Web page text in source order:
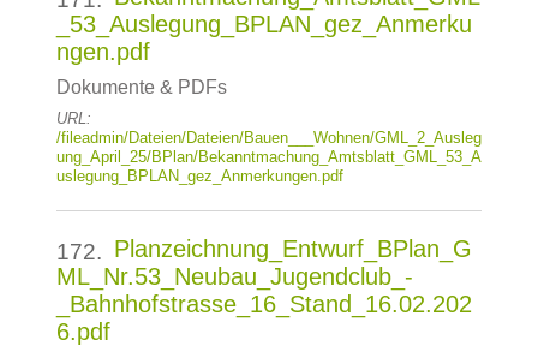
_53_Auslegung_BPLAN_gez_Anmerku
ngen.pdf
Dokumente & PDFs
URL:
/fileadmin/Dateien/Dateien/Bauen___Wohnen/GML_2_Ausleg
ung_April_25/BPlan/Bekanntmachung_Amtsblatt_GML_53_A
uslegung_BPLAN_gez_Anmerkungen.pdf
172. Planzeichnung_Entwurf_BPlan_G
ML_Nr.53_Neubau_Jugendclub_-
_Bahnhofstrasse_16_Stand_16.02.202
6.pdf